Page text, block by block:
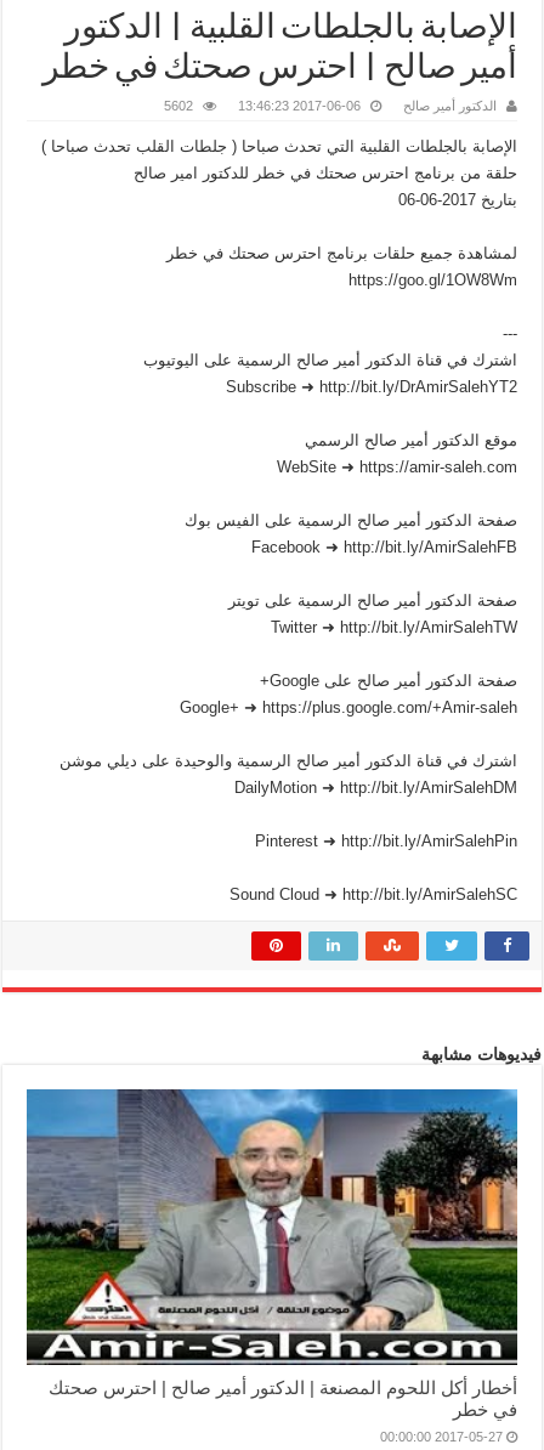
الإصابة بالجلطات القلبية | الدكتور
أمير صالح | احترس صحتك في خطر
الدكتور أمير صالح 2017-06-06 13:46:23
5602
الإصابة بالجلطات القلبية التي تحدث صباحا ( جلطات القلب تحدث صباحا )
حلقة من برنامج احترس صحتك في خطر للدكتور امير صالح
بتاريخ 2017-06-06
لمشاهدة جميع حلقات برنامج احترس صحتك في خطر
https://goo.gl/1OW8Wm
---
اشترك في قناة الدكتور أمير صالح الرسمية على اليوتيوب
Subscribe ➜ http://bit.ly/DrAmirSalehYT2
موقع الدكتور أمير صالح الرسمي
WebSite ➜ https://amir-saleh.com
صفحة الدكتور أمير صالح الرسمية على الفيس بوك
Facebook ➜ http://bit.ly/AmirSalehFB
صفحة الدكتور أمير صالح الرسمية على تويتر
Twitter ➜ http://bit.ly/AmirSalehTW
صفحة الدكتور أمير صالح على Google+
Google+ ➜ https://plus.google.com/+Amir-saleh
اشترك في قناة الدكتور أمير صالح الرسمية والوحيدة على ديلي موشن
DailyMotion ➜ http://bit.ly/AmirSalehDM
Pinterest ➜ http://bit.ly/AmirSalehPin
Sound Cloud ➜ http://bit.ly/AmirSalehSC
فيديوهات مشابهة
أخطار أكل اللحوم المصنعة | الدكتور أمير صالح | احترس صحتك
في خطر
2017-05-27 00:00:00